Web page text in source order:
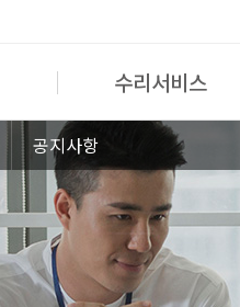
수리서비스
공지사항